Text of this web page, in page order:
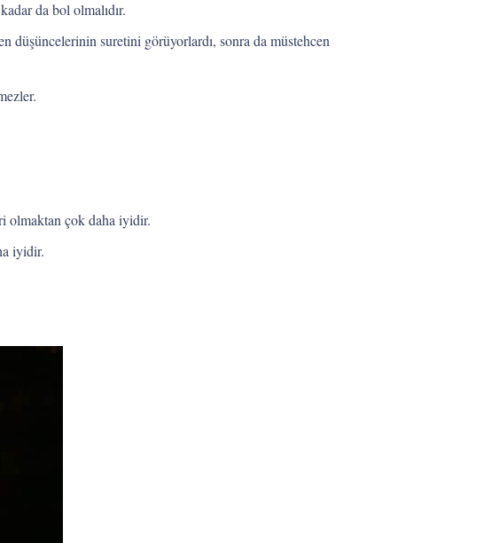
da bol olmalıdır.
düşüncelerinin suretini görüyorlardı, sonra da müstehcen
olmaktan çok daha iyidir.
iyidir.